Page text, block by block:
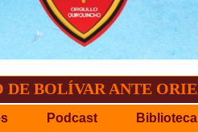
ANTE ORIENTE
Podcast Biblioteca